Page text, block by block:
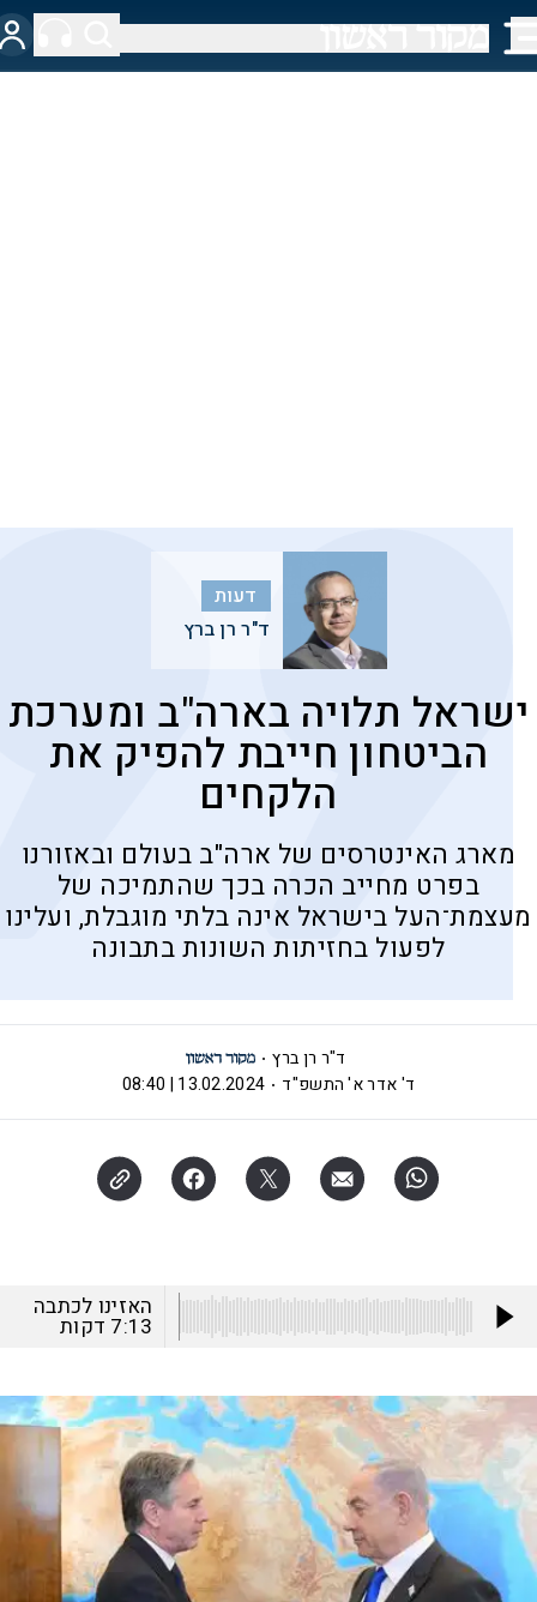
דעות
ד"ר רן ברץ
ישראל תלויה בארה"ב ומערכת
הביטחון חייבת להפיק את
הלקחים
מארג האינטרסים של ארה"ב בעולם ובאזורנו
בפרט מחייב הכרה בכך שהתמיכה של
מעצמת־העל בישראל אינה בלתי מוגבלת, ועלינו
לפעול בחזיתות השונות בתבונה
ד"ר רן ברץ
ד' אדר א' התשפ"ד
13.02.2024 | 08:40
האזינו לכתבה
7:13 דקות